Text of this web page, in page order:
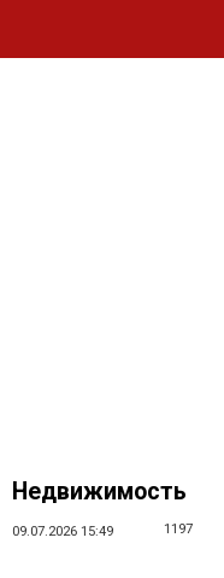
Недвижимость
09.07.2026 15:49 1197